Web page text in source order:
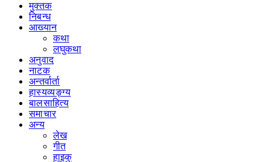
मुक्तक
निबन्ध
आख्यान
कथा
लघुकथा
अनुवाद
नाटक
अन्तर्वार्ता
हास्यव्यङ्ग्य
बालसाहित्य
समाचार
अन्य
लेख
गीत
हाइकु